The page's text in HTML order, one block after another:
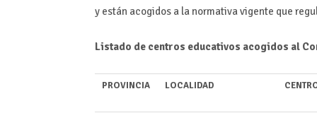
y están acogidos a la normativa vigente que
Listado de centros educativos acogidos al
PROVINCIA LOCALIDAD